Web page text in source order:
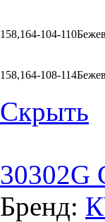
158,164-104-110
158,164-108-114
Скрыть
30302G
Бренд: